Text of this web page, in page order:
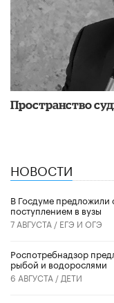
Пространство
НОВОСТИ
В Госдуме предложили
поступлением в вузы
7 АВГУСТА / ЕГЭ И ОГЭ
Роспотребнадзор
рыбой и водорослями
6 АВГУСТА / ДЕТИ